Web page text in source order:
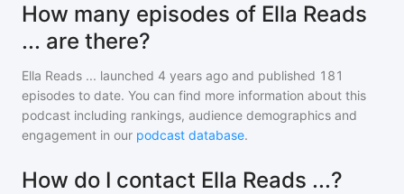
How many episodes of Ella Reads
... are there?
Ella Reads ... launched 4 years ago and published 181
episodes to date. You can find more information about this
podcast including rankings, audience demographics and
engagement in our podcast database.
How do I contact Ella Reads ...?